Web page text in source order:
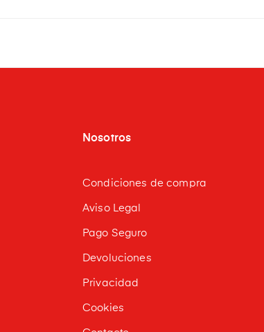
Nosotros
Condiciones de compra
Aviso Legal
Pago Seguro
Devoluciones
Privacidad
Cookies